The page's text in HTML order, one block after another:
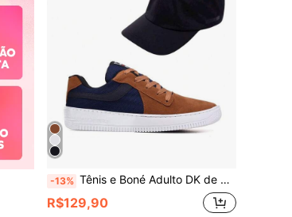
-13% Tênis e Boné Adulto DK de Camurça Skatista Original para Esporte e Dia a dia
R$129,90